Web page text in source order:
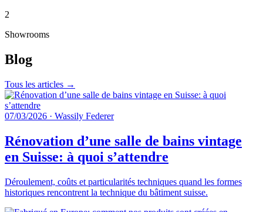
2
Showrooms
Blog
Tous les articles →
07/03/2026 · Wassily Federer
Rénovation d’une salle de bains vintage
en Suisse: à quoi s’attendre
Déroulement, coûts et particularités techniques quand les formes
historiques rencontrent la technique du bâtiment suisse.